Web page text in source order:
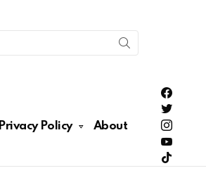
Privacy Policy About
PH